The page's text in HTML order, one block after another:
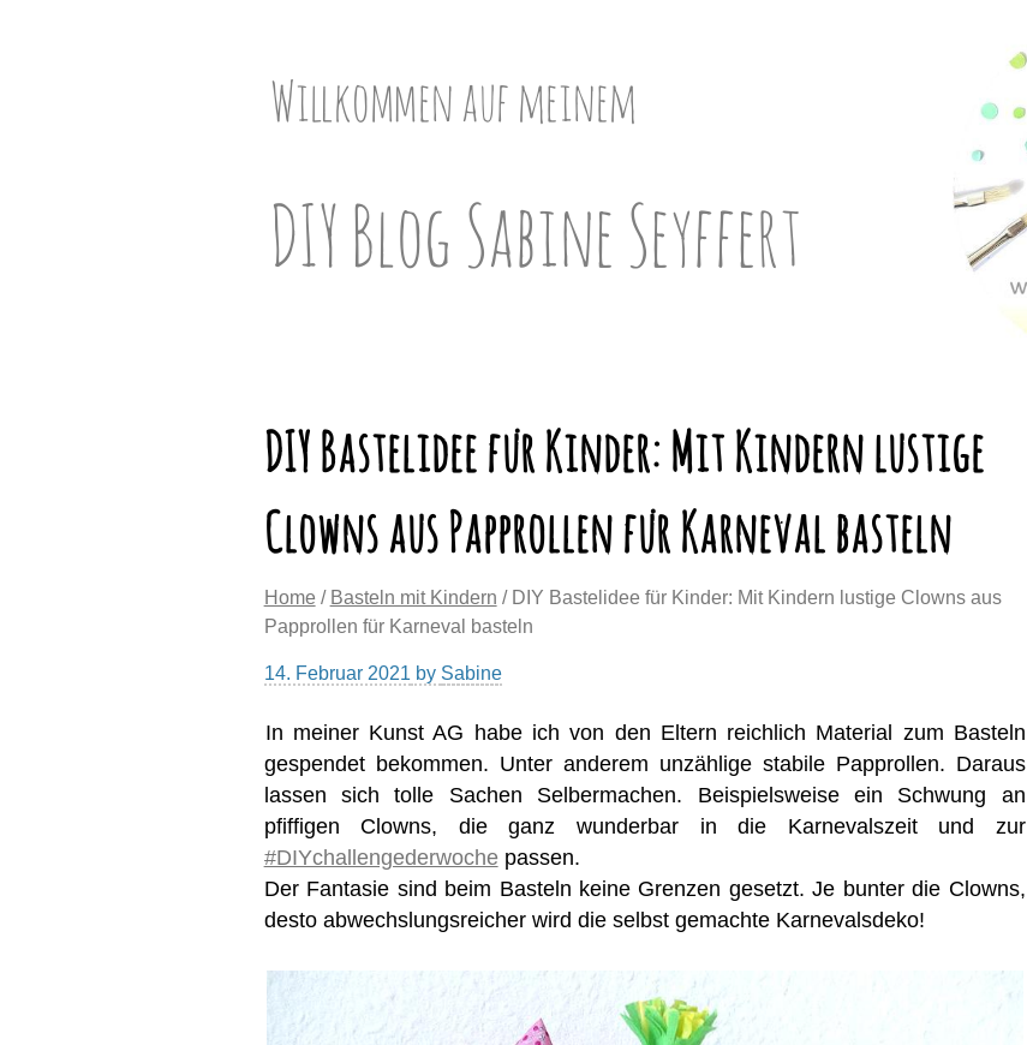
Willkommen auf meinem
DIY Blog Sabine Seyffert
DIY Bastelidee für Kinder: Mit Kindern lustige
Clowns aus Papprollen für Karneval basteln
Home / Basteln mit Kindern / DIY Bastelidee für Kinder: Mit Kindern lustige Clowns aus
Papprollen für Karneval basteln
14. Februar 2021 by Sabine
In meiner Kunst AG habe ich von den Eltern reichlich Material zum Basteln
gespendet bekommen. Unter anderem unzählige stabile Papprollen. Daraus
lassen sich tolle Sachen Selbermachen. Beispielsweise ein Schwung an
pfiffigen Clowns, die ganz wunderbar in die Karnevalszeit und zur
#DIYchallengederwochepassen.
Der Fantasie sind beim Basteln keine Grenzen gesetzt. Je bunter die Clowns,
desto abwechslungsreicher wird die selbst gemachte Karnevalsdeko!